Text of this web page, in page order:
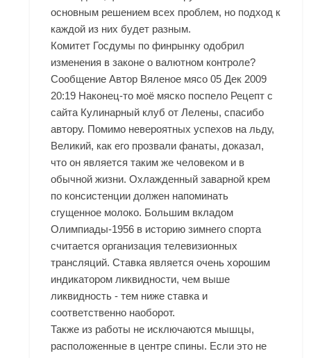
основным решением всех проблем, но подход к
каждой из них будет разным.
Комитет Госдумы по финрынку одобрил
изменения в законе о валютном контроле?
Сообщение Автор Вяленое мясо 05 Дек 2009
20:19 Наконец-то моё мяско поспело Рецепт с
сайта Кулинарный клуб от Лелены, спасибо
автору. Помимо невероятных успехов на льду,
Великий, как его прозвали фанаты, доказал,
что он является таким же человеком и в
обычной жизни. Охлажденный заварной крем
по консистенции должен напоминать
сгущенное молоко. Большим вкладом
Олимпиады-1956 в историю зимнего спорта
считается организация телевизионных
трансляций. Ставка является очень хорошим
индикатором ликвидности, чем выше
ликвидность - тем ниже ставка и
соответственно наоборот.
Также из работы не исключаются мышцы,
расположенные в центре спины. Если это не